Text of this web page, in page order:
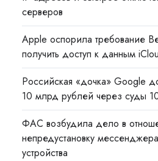
серверов
Apple оспорила требование
получить доступ к данным
Российская «дочка» Google
10 млрд рублей через суды
ФАС возбудила дело в
непредустановку
устройства